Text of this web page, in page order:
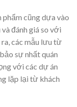
cũng dựa vào
đánh giá so với
các mẫu lưu từ
sự nhất quán
với các dự án
lặp lại từ khách